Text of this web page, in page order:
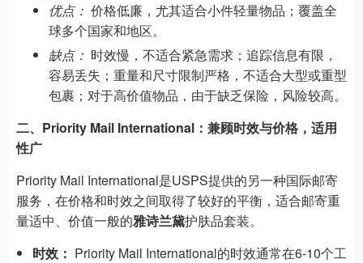
优点： 价格低廉，尤其适合小件轻量物品；覆盖全
球多个国家和地区。
缺点： 时效慢，不适合紧急需求；追踪信息有限，
容易丢失；重量和尺寸限制严格，不适合大型或重型
包裹；对于高价值物品，由于缺乏保险，风险较高。
二、Priority Mail International：兼顾时效与价格，适用
性广
Priority Mail International是USPS提供的另一种国际邮寄
服务，在价格和时效之间取得了较好的平衡，适合邮寄重
量适中、价值一般的雅诗兰黛护肤品套装。
时效： Priority Mail International的时效通常在6-10个工